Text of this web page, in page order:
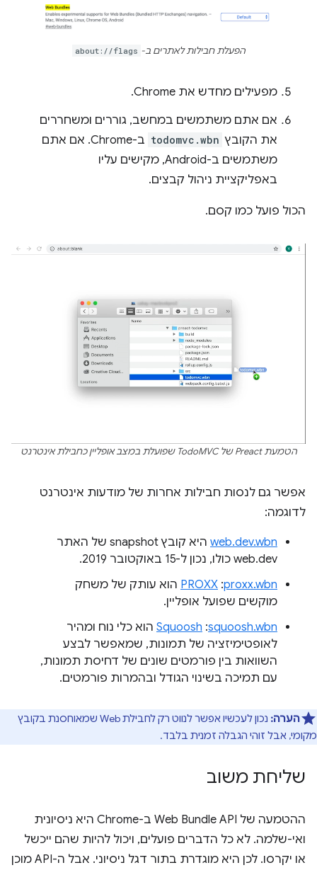
הפעלת חבילות לאתרים ב- about://flags
מפעילים מחדש את Chrome.
אם אתם משתמשים במחשב, גוררים ומשחררים
את הקובץ todomvc.wbn
ב-Chrome. אם אתם
משתמשים ב-Android, מקישים עליו
באפליקציית ניהול קבצים.
הכול פועל כמו קסם.
הטמעת Preact של TodoMVC שפועלת במצב אופליין כחבילת אינטרנט
אפשר גם לנסות חבילות אחרות של מודעות אינטרנט
לדוגמה:
web.dev.wbn
היא קובץ snapshot של האתר
web.dev כולו, נכון ל-15 באוקטובר 2019.
proxx.wbn
:‏
PROXX הוא עותק של משחק
מוקשים שפועל אופליין.
squoosh.wbn
:‏
Squoosh הוא כלי נוח ומהיר
לאופטימיזציה של תמונות, שמאפשר לבצע
השוואות בין פורמטים שונים של דחיסת תמונות,
עם תמיכה בשינוי הגודל ובהמרות פורמטים.
הערה:
נכון לעכשיו אפשר לנווט רק לחבילת Web שמאוחסנת בקובץ
מקומי, אבל זוהי הגבלה זמנית בלבד.
שליחת משוב
ההטמעה של Web Bundle API ב-Chrome היא ניסיונית
ואי-שלמה. לא כל הדברים פועלים, ויכול להיות שהם ייכשל
או יקרסו. לכן היא מוגדרת בתור דגל ניסיוני. אבל ה-API מוכן